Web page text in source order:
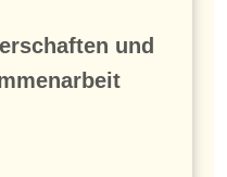
und